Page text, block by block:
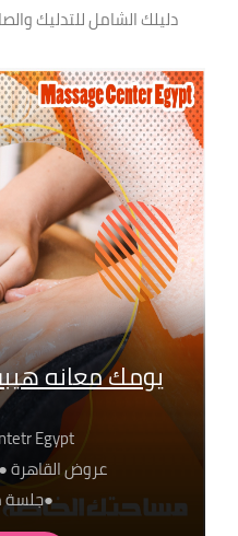
دليلك الشامل للتدليك
يومك معانه
Egypt
عروض القاهرة
●جلسة